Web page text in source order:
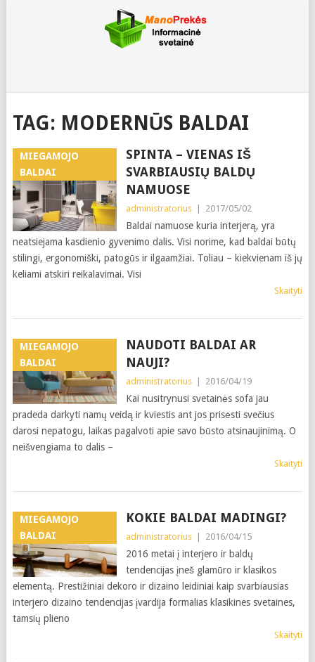
TAG: MODERNŪS BALDAI
MIEGAMOJO
BALDAI
SPINTA – VIENAS IŠ
SVARBIAUSIŲ BALDŲ
NAMUOSE
administratorius 2017/05/02
Baldai namuose kuria interjerą, yra
neatsiejama kasdienio gyvenimo dalis. Visi norime, kad baldai būtų
stilingi, ergonomiški, patogūs ir ilgaamžiai. Toliau – kiekvienam iš jų
keliami atskiri reikalavimai. Visi
Skaityti
MIEGAMOJO
BALDAI
NAUDOTI BALDAI AR
NAUJI?
administratorius 2016/04/19
Kai nusitrynusi svetainės sofa jau
pradeda darkyti namų veidą ir kviestis ant jos prisėsti svečius
darosi nepatogu, laikas pagalvoti apie savo būsto atsinaujinimą. O
neišvengiama to dalis –
Skaityti
MIEGAMOJO
BALDAI
KOKIE BALDAI MADINGI?
administratorius 2016/04/15
2016 metai į interjero ir baldų
tendencijas įneš glamūro ir klasikos
elementą. Prestižiniai dekoro ir dizaino leidiniai kaip svarbiausias
interjero dizaino tendencijas įvardija formalias klasikines svetaines,
tamsių plieno
Skaityti